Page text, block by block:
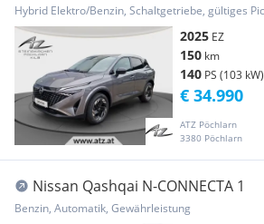
2025 EZ
150 km
140 PS (103 kW)
ATZ Pöchlarn
3380 Pöchlarn
€ 34.990
Nissan Qashqai N-CONNECTA 1
Benzin, Automatik, Gewährleistung